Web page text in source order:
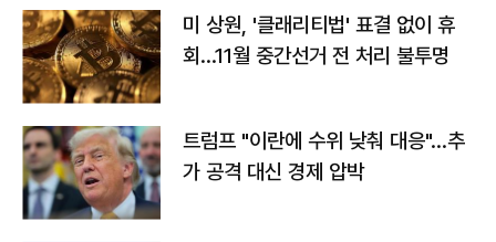
미 상원, '클래리티법' 표결 없이 휴
회…11월 중간선거 전 처리 불투명
트럼프 "이란에 수위 낮춰 대응"…추
가 공격 대신 경제 압박